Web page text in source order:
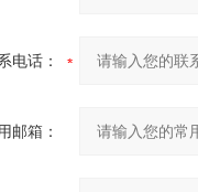
电话：
邮箱：